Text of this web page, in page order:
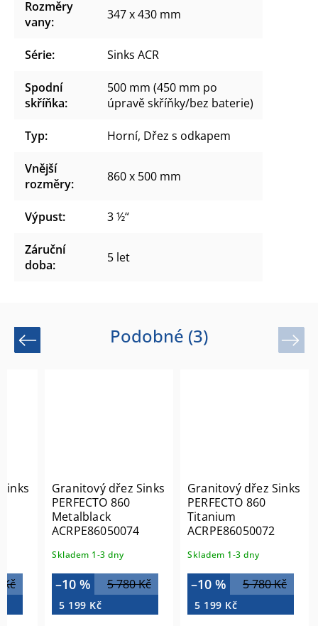
Rozměry
vany: 347 x 430 mm
Série: Sinks ACR
Spodní
skříňka:
500 mm (450 mm po
úpravě skříňky/bez baterie)
Typ: Horní, Dřez s odkapem
Vnější
rozměry: 860 x 500 mm
Výpust: 3 ½“
Záruční
doba: 5 let
Podobné (3)
Previous
Granitový dřez Sinks
PERFECTO 860
Metalblack
ACRPE86050074
Skladem 1-3 dny
5 780 Kč
–10 %
5 199 Kč
Granitový dřez Sinks
PERFECTO 860
Titanium
ACRPE86050072
Skladem 1-3 dny
5 780 Kč
–10 %
5 199 Kč
Next